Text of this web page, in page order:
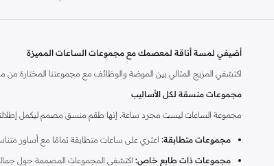
أضيفي لمسة أناقة لمعصمك مع مجموعات الساعات المميزة
اكتشفي المزيج المثالي بين الموضة والوظائف مع مجموعتنا المختارة
مجموعات منسقة لكل الأساليب
مجموعة الساعات ليست مجرد ساعة. إنها طقم منسق مصمم ليكمل
مجموعات متطابقة: اعثري على ساعات متطابقة تمامًا مع أساور
مجموعات ذات طابع خاص: اكتشفي المجموعات المصممة حول